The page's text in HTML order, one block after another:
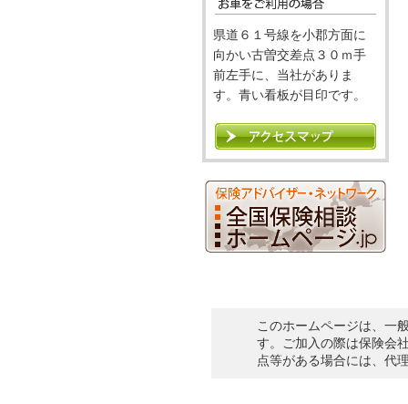
県道６１号線を小郡方面に
向かい古曽交差点３０ｍ手
前左手に、当社がありま
す。青い看板が目印です。
このホームページは、一
す。ご加入の際は保険会
点等がある場合には、代